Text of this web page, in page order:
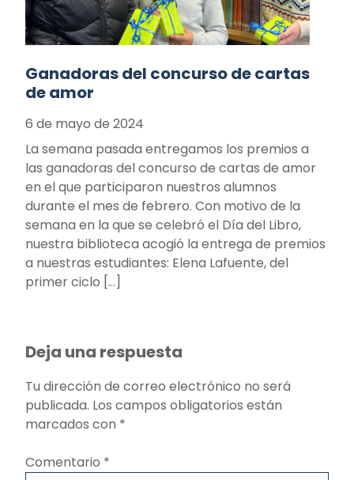
Ganadoras del concurso de cartas
de amor
6 de mayo de 2024
La semana pasada entregamos los premios a
las ganadoras del concurso de cartas de amor
en el que participaron nuestros alumnos
durante el mes de febrero. Con motivo de la
semana en la que se celebró el Día del Libro,
nuestra biblioteca acogió la entrega de premios
a nuestras estudiantes: Elena Lafuente, del
primer ciclo […]
Deja una respuesta
Tu dirección de correo electrónico no será
publicada. Los campos obligatorios están
marcados con *
Comentario *